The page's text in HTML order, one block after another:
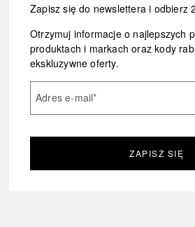
Zapisz się do newslettera i odbierz
Otrzymuj informacje o najlepszych
produktach i markach oraz kody
ekskluzywne oferty.
Adres e-mail*
ZAPISZ SIĘ